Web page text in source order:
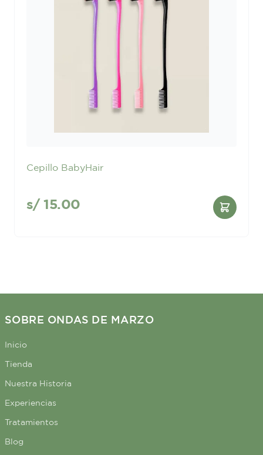
Cepillo BabyHair
s/15.00
SOBRE ONDAS DE MARZO
Inicio
Tienda
Nuestra Historia
Experiencias
Tratamientos
Blog